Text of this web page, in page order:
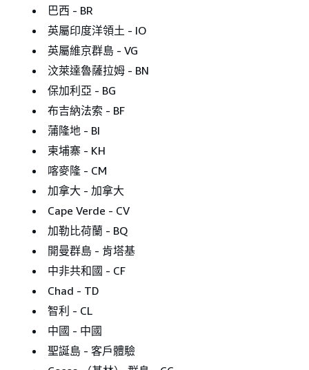
巴西 - BR
英屬印度洋領土 - IO
英屬維京群島 - VG
汶萊達魯薩拉姆 - BN
保加利亞 - BG
布吉納法索 - BF
蒲隆地 - BI
柬埔寨 - KH
喀麥隆 - CM
加拿大 - 加拿大
Cape Verde - CV
加勒比荷蘭 - BQ
開曼群島 - 肯塔基
中非共和國 - CF
Chad - TD
智利 - CL
中國 - 中國
聖誕島 - 客戶體驗